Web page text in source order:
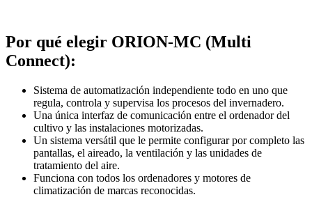
Por qué elegir ORION-MC (Multi
Connect):
Sistema de automatización independiente todo en uno que
regula, controla y supervisa los procesos del invernadero.
Una única interfaz de comunicación entre el ordenador del
cultivo y las instalaciones motorizadas.
Un sistema versátil que le permite configurar por completo las
pantallas, el aireado, la ventilación y las unidades de
tratamiento del aire.
Funciona con todos los ordenadores y motores de
climatización de marcas reconocidas.